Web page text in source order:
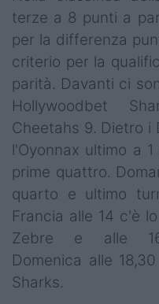
terze a 8 punti a
per la differenza
criterio per la
parità. Davanti ci
Hollywoodbet
Cheetahs 9. Dietro i
l'Oyonnax ultimo a
prime quattro.
quarto e ultimo
Francia alle 14 c'è
Zebre e alle
Domenica alle
Sharks.